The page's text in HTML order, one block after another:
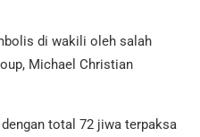
di wakili oleh salah
Michael Christian
total 72 jiwa terpaksa